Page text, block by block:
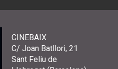
CINEBAIX
C/ Joan Batllori, 21
Sant Feliu de